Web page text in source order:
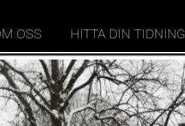
OSS HITTA DIN TIDNING